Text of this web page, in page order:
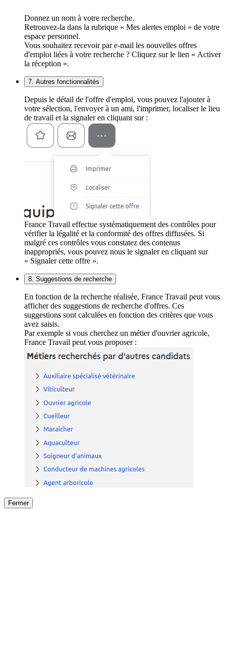
Donnez un nom à votre recherche.
Retrouvez-la dans la rubrique « Mes alertes emploi » de votre
espace personnel.
Vous souhaitez recevoir par e-mail les nouvelles offres
d'emploi liées à votre recherche ? Cliquez sur le lien « Activer
la réception ».
7. Autres fonctionnalités
Depuis le détail de l'offre d'emploi, vous pouvez l'ajouter à
votre sélection, l'envoyer à un ami, l'imprimer, localiser le lieu
de travail et la signaler en cliquant sur :
France Travail effectue systématiquement des contrôles pour
vérifier la légalité et la conformité des offres diffusées. Si
malgré ces contrôles vous constatez des contenus
inappropriés, vous pouvez nous le signaler en cliquant sur
« Signaler cette offre ».
8. Suggestions de recherche
En fonction de la recherche réalisée, France Travail peut vous
afficher des suggestions de recherche d'offres. Ces
suggestions sont calculées en fonction des critères que vous
avez saisis.
Par exemple si vous cherchez un métier d'ouvrier agricole,
France Travail peut vous proposer :
Fermer